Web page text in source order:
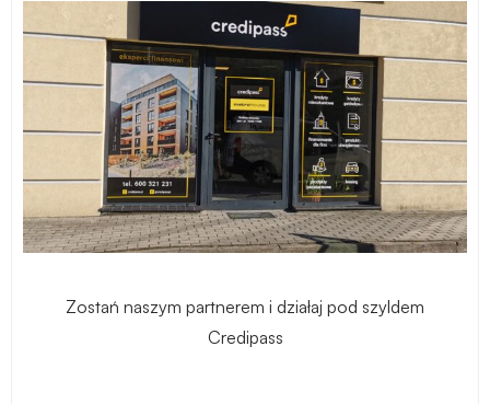
Zostań naszym partnerem i działaj pod szyldem
Credipass